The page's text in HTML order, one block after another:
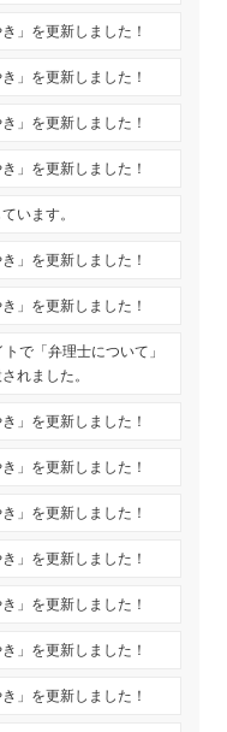
き」を更新しました！
き」を更新しました！
き」を更新しました！
き」を更新しました！
います。
き」を更新しました！
き」を更新しました！
で「弁理士について」
れました。
き」を更新しました！
き」を更新しました！
き」を更新しました！
き」を更新しました！
き」を更新しました！
き」を更新しました！
き」を更新しました！